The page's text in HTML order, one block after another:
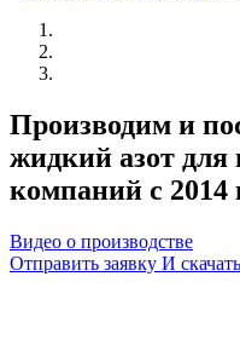
Производим и
жидкий азот
компаний с 2014
Видео о производстве
Отправить заявку И